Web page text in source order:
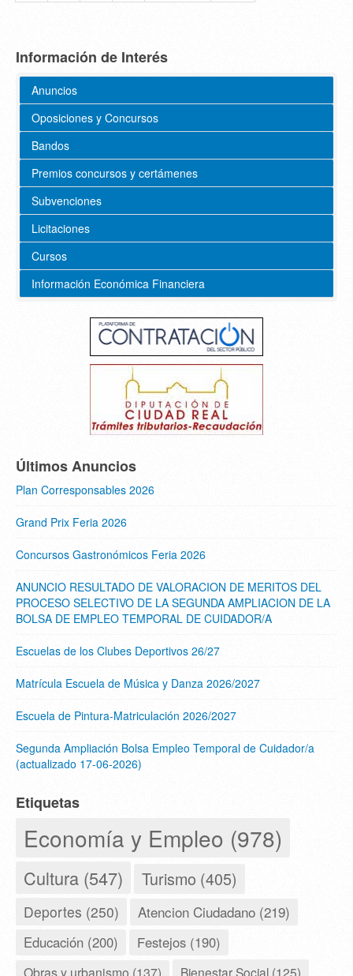
Información de Interés
Anuncios
Oposiciones y Concursos
Bandos
Premios concursos y certámenes
Subvenciones
Licitaciones
Cursos
Información Económica Financiera
Últimos Anuncios
Plan Corresponsables 2026
Grand Prix Feria 2026
Concursos Gastronómicos Feria 2026
ANUNCIO RESULTADO DE VALORACION DE MERITOS DEL
PROCESO SELECTIVO DE LA SEGUNDA AMPLIACION DE LA
BOLSA DE EMPLEO TEMPORAL DE CUIDADOR/A
Escuelas de los Clubes Deportivos 26/27
Matrícula Escuela de Música y Danza 2026/2027
Escuela de Pintura-Matriculación 2026/2027
Segunda Ampliación Bolsa Empleo Temporal de Cuidador/a
(actualizado 17-06-2026)
Etiquetas
Economía y Empleo (978)
Cultura (547) Turismo (405)
Deportes (250) Atencion Ciudadano (219)
Educación (200) Festejos (190)
Obras y urbanismo (137) Bienestar Social (125)